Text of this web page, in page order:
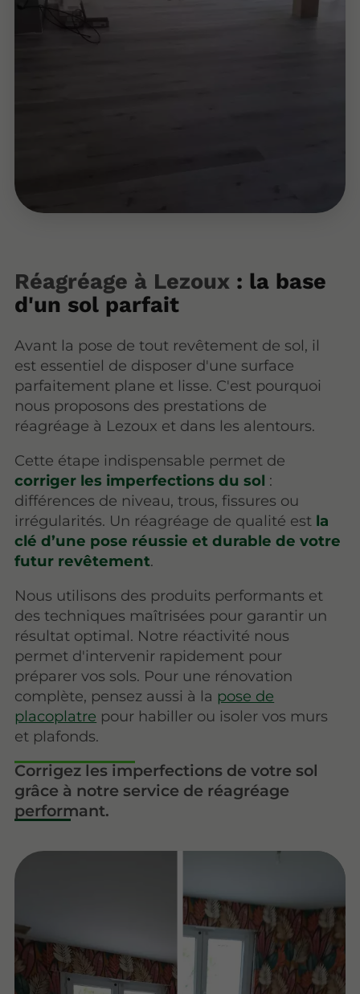
Réagréage à Lezoux : la base
d'un sol parfait
Avant la pose de tout revêtement de sol, il
est essentiel de disposer d'une surface
parfaitement plane et lisse. C'est pourquoi
nous proposons des prestations de
réagréage à Lezoux et dans les alentours.
Cette étape indispensable permet de
corriger les imperfections du sol :
différences de niveau, trous, fissures ou
irrégularités. Un réagréage de qualité est la
clé d’une pose réussie et durable de votre
futur revêtement.
Nous utilisons des produits performants et
des techniques maîtrisées pour garantir un
résultat optimal. Notre réactivité nous
permet d'intervenir rapidement pour
préparer vos sols. Pour une rénovation
complète, pensez aussi à la pose de
placoplatre pour habiller ou isoler vos murs
et plafonds.
Corrigez les imperfections de votre sol
grâce à notre service de réagréage
performant.